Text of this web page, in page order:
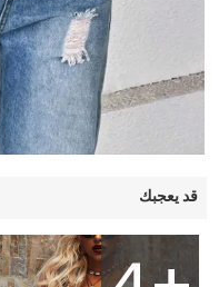
قد يعجبك